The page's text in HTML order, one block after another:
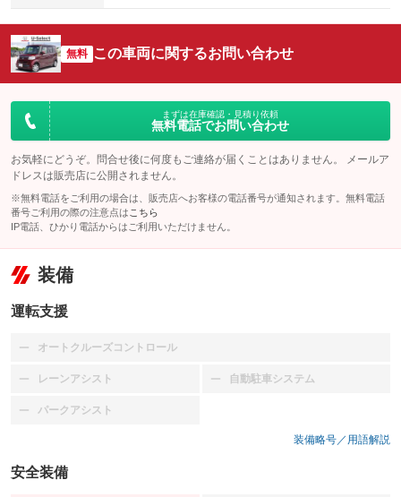
無料 この車両に関するお問い合わせ
まずは在庫確認・見積り依頼
無料電話でお問い合わせ
お気軽にどうぞ。問合せ後に何度もご連絡が届くことはありません。 メールア
ドレスは販売店に公開されません。
※無料電話をご利用の場合は、販売店へお客様の電話番号が通知されます。無料電話
番号ご利用の際の注意点は こちら
IP電話、ひかり電話からはご利用いただけません。
装備
運転支援
オートクルーズコントロール
：装備なし
レーンアシスト
：装備なし 自動駐車システム
：装備なし
パークアシスト
：装備なし
装備略号／用語解説
安全装備